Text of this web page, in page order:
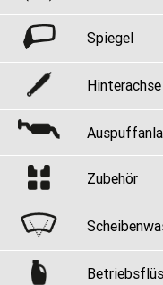
Spiegel
Hinterachse
Zubehör